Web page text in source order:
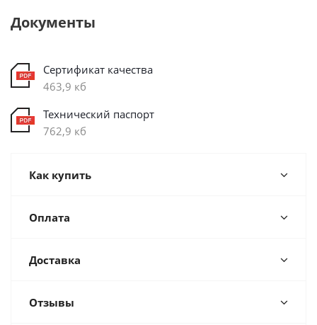
Документы
Сертификат качества
463,9 кб
Технический паспорт
762,9 кб
Как купить
Оплата
Доставка
Отзывы